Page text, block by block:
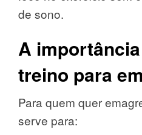
de sono.
A
treino para
Para quem quer
serve para: